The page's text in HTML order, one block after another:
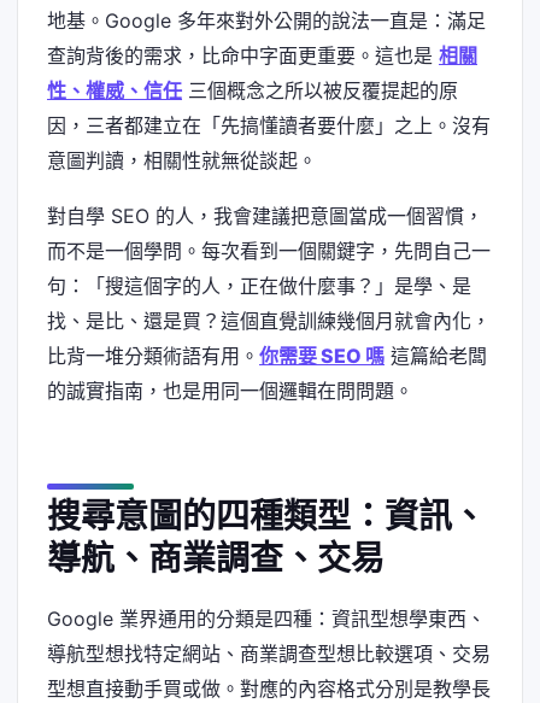
地基。Google 多年來對外公開的說法一直是：滿足
查詢背後的需求，比命中字面更重要。這也是 相關
性、權威、信任 三個概念之所以被反覆提起的原
因，三者都建立在「先搞懂讀者要什麼」之上。沒有
意圖判讀，相關性就無從談起。
對自學 SEO 的人，我會建議把意圖當成一個習慣，
而不是一個學問。每次看到一個關鍵字，先問自己一
句：「搜這個字的人，正在做什麼事？」是學、是
找、是比、還是買？這個直覺訓練幾個月就會內化，
比背一堆分類術語有用。 你需要 SEO 嗎 這篇給老闆
的誠實指南，也是用同一個邏輯在問問題。
搜尋意圖的四種類型：資訊、
導航、商業調查、交易
Google 業界通用的分類是四種：資訊型想學東西、
導航型想找特定網站、商業調查型想比較選項、交易
型想直接動手買或做。對應的內容格式分別是教學長